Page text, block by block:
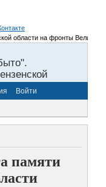
области на фронты Великой
Войти
памяти